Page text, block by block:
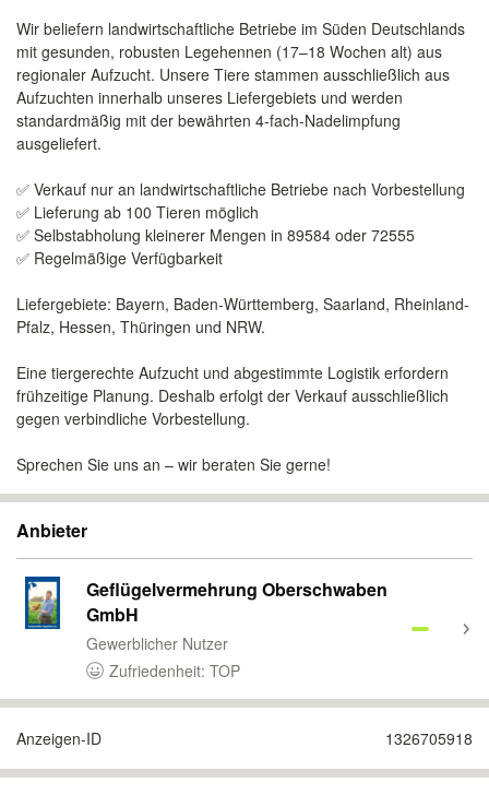
Wir beliefern landwirtschaftliche Betriebe im Süden Deutschlands
mit gesunden, robusten Legehennen (17–18 Wochen alt) aus
regionaler Aufzucht. Unsere Tiere stammen ausschließlich aus
Aufzuchten innerhalb unseres Liefergebiets und werden
standardmäßig mit der bewährten 4-fach-Nadelimpfung
ausgeliefert.
✅ Verkauf nur an landwirtschaftliche Betriebe nach Vorbestellung
✅ Lieferung ab 100 Tieren möglich
✅ Selbstabholung kleinerer Mengen in 89584 oder 72555
✅ Regelmäßige Verfügbarkeit
Liefergebiete: Bayern, Baden-Württemberg, Saarland, Rheinland-
Pfalz, Hessen, Thüringen und NRW.
Eine tiergerechte Aufzucht und abgestimmte Logistik erfordern
frühzeitige Planung. Deshalb erfolgt der Verkauf ausschließlich
gegen verbindliche Vorbestellung.
Sprechen Sie uns an – wir beraten Sie gerne!
Anbieter
Geflügelvermehrung Oberschwaben
GmbH
Gewerblicher Nutzer
Zufriedenheit: TOP
Anzeigen-ID 1326705918